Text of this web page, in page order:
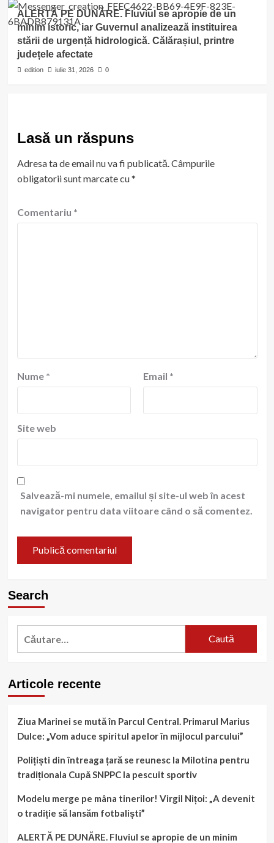
ALERTĂ PE DUNĂRE. Fluviul se apropie de un
minim istoric, iar Guvernul analizează instituirea
stării de urgență hidrologică. Călărașiul, printre
județele afectate
edition iulie 31, 2026 0
Lasă un răspuns
Adresa ta de email nu va fi publicată.Câmpurile
obligatorii sunt marcate cu*
Comentariu *
Nume * Email *
Site web
Salvează-mi numele, emailul și site-ul web în acest
navigator pentru data viitoare când o să comentez.
Search
Caută
Articole recente
Ziua Marinei se mută în Parcul Central. Primarul Marius
Dulce: „Vom aduce spiritul apelor în mijlocul parcului”
Polițiști din întreaga țară se reunesc la Milotina pentru
tradiționala Cupă SNPPC la pescuit sportiv
Modelu merge pe mâna tinerilor! Virgil Nițoi: „A devenit
o tradiție să lansăm fotbaliști”
ALERTĂ PE DUNĂRE. Fluviul se apropie de un minim